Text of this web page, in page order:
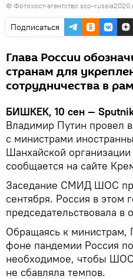
© Фотохост-агентство sco-
Подписаться
Глава России
странам для
сотрудничества в
БИШКЕК, 10 сен —
Владимир Путин провел
с министрами
Шанхайской
сообщается на сайте
Заседание СМИД ШОС
сентября. Россия в этом
председательствовала в
Обращаясь к министрам,
фоне пандемии Россия
необходимое, чтобы
не сбавляла темпов.